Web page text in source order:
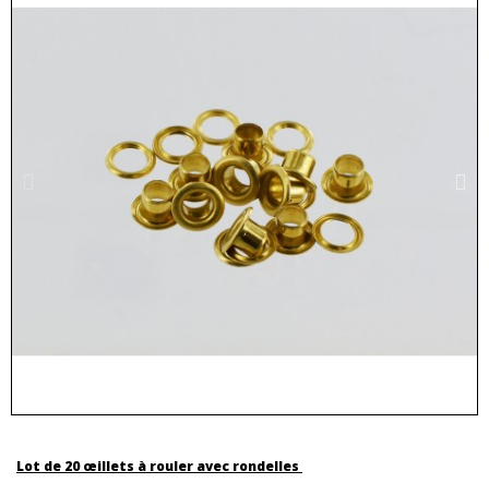
Lot de 20 œillets à rouler avec rondelles